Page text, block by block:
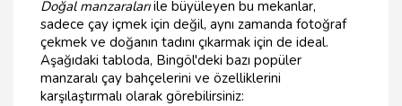
Doğal manzaralarıile büyüleyen bu mekanlar,
sadece çay içmek için değil, aynı zamanda fotoğraf
çekmek ve doğanın tadını çıkarmak için de ideal.
Aşağıdaki tabloda, Bingöl'deki bazı popüler
manzaralı çay bahçelerini ve özelliklerini
karşılaştırmalı olarak görebilirsiniz: